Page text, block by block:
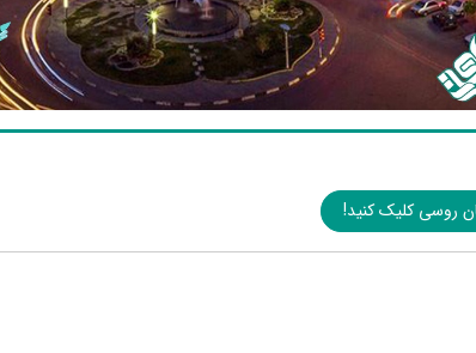
روسی کلیک کنید!